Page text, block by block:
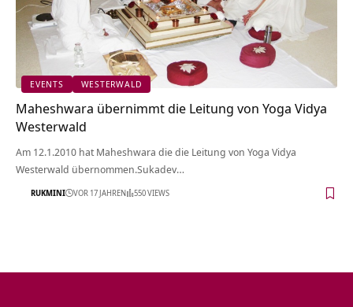
EVENTS WESTERWALD
Maheshwara übernimmt die Leitung von Yoga Vidya
Westerwald
Am 12.1.2010 hat Maheshwara die die Leitung von Yoga Vidya
Westerwald übernommen.Sukadev…
RUKMINI VOR 17 JAHREN 550 VIEWS